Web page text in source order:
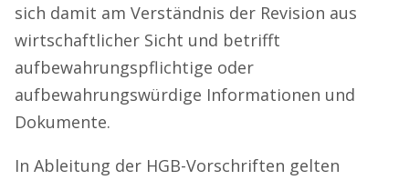
sich damit am Verständnis der Revision aus
wirtschaftlicher Sicht und betrifft
aufbewahrungspflichtige oder
aufbewahrungswürdige Informationen und
Dokumente.
In Ableitung der HGB-Vorschriften gelten